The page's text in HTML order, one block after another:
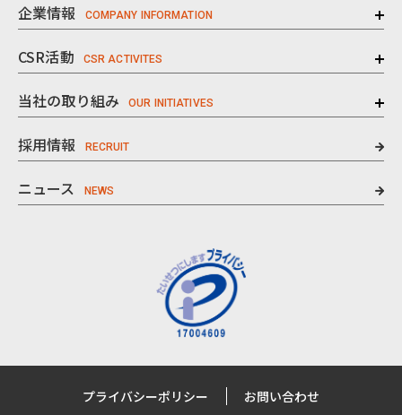
企業情報
CSR活動
当社の取り組み
採用情報
ニュース
プライバシーポリシー お問い合わせ